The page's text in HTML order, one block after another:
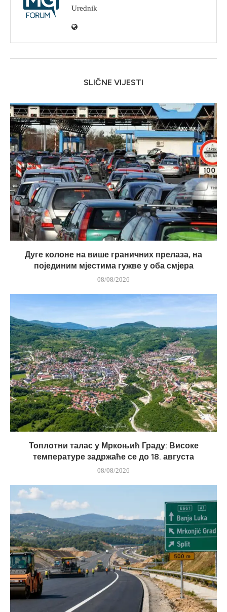
Urednik
SLIČNE VIJESTI
Дуге колоне на више граничних прелаза, на
појединим мјестима гужве у оба смјера
08/08/2026
Топлотни талас у Мркоњић Граду: Високе
температуре задржаће се до 18. августа
08/08/2026